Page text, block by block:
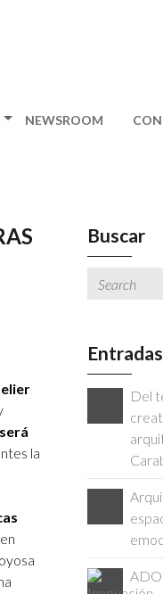
NEWSROOM
la
en
Buscar
Del